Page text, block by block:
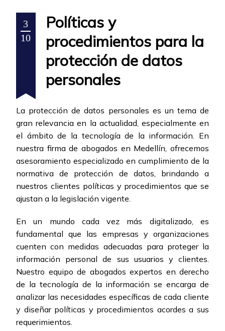
3
10
Políticas y
procedimientos para la
protección de datos
personales
La protección de datos personales es un tema de
gran relevancia en la actualidad, especialmente en
el ámbito de la tecnología de la información. En
nuestra firma de abogados en Medellín, ofrecemos
asesoramiento especializado en cumplimiento de la
normativa de protección de datos, brindando a
nuestros clientes políticas y procedimientos que se
ajustan a la legislación vigente.
En un mundo cada vez más digitalizado, es
fundamental que las empresas y organizaciones
cuenten con medidas adecuadas para proteger la
información personal de sus usuarios y clientes.
Nuestro equipo de abogados expertos en derecho
de la tecnología de la información se encarga de
analizar las necesidades específicas de cada cliente
y diseñar políticas y procedimientos acordes a sus
requerimientos.